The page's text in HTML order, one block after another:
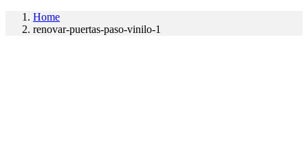
Home
renovar-puertas-paso-vinilo-1